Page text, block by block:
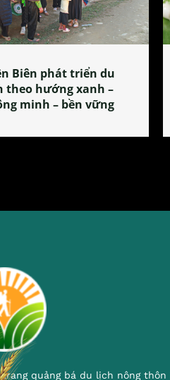
Biên phát triển du
theo hướng xanh –
minh – bền vững
trang quảng bá du lịch nông